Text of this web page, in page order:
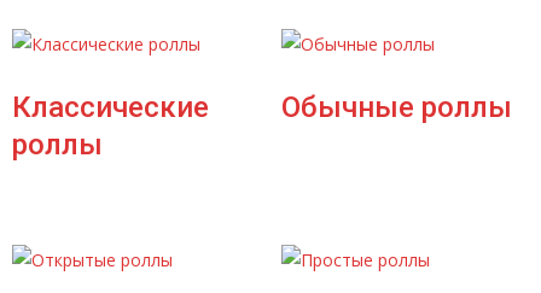
Классические
роллы
Обычные роллы